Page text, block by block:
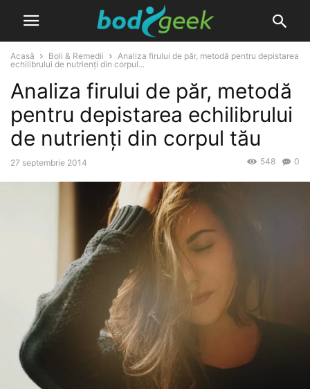
Acasă Boli & Remedii
Analiza firului de păr, metodă pentru depistarea
echilibrului de nutrienți din corpul...
Analiza firului de păr, metodă
pentru depistarea echilibrului
de nutrienți din corpul tău
27 septembrie 2014 0
548